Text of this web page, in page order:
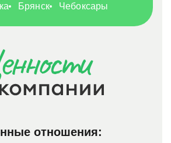
Брянск Чебоксары
отношения: